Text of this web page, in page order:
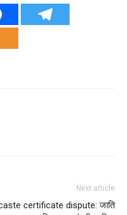
Next article
certificate dispute: जाति